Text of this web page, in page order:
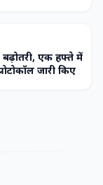
एक हफ्ते में
जारी किए